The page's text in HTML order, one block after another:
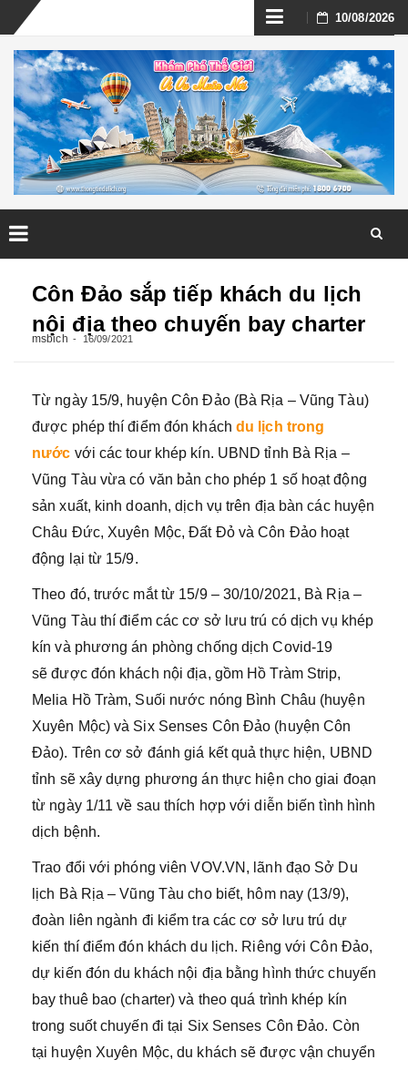
Skip
to
content
10/08/2026
Côn Đảo sắp tiếp khách du lịch
nội địa theo chuyến bay charter
msbich 16/09/2021
Từ ngày 15/9, huyện Côn Đảo (Bà Rịa – Vũng Tàu)
được phép thí điểm đón khách du lịch trong
nước với các tour khép kín. UBND tỉnh Bà Rịa –
Vũng Tàu vừa có văn bản cho phép 1 số hoạt động
sản xuất, kinh doanh, dịch vụ trên địa bàn các huyện
Châu Đức, Xuyên Mộc, Đất Đỏ và Côn Đảo hoạt
động lại từ 15/9.
Theo đó, trước mắt từ 15/9 – 30/10/2021, Bà Rịa –
Vũng Tàu thí điểm các cơ sở lưu trú có dịch vụ khép
kín và phương án phòng chống dịch Covid-19
sẽ được đón khách nội địa, gồm Hồ Tràm Strip,
Melia Hồ Tràm, Suối nước nóng Bình Châu (huyện
Xuyên Mộc) và Six Senses Côn Đảo (huyện Côn
Đảo). Trên cơ sở đánh giá kết quả thực hiện, UBND
tỉnh sẽ xây dựng phương án thực hiện cho giai đoạn
từ ngày 1/11 về sau thích hợp với diễn biến tình hình
dịch bệnh.
Trao đổi với phóng viên VOV.VN, lãnh đạo Sở Du
lịch Bà Rịa – Vũng Tàu cho biết, hôm nay (13/9),
đoàn liên ngành đi kiểm tra các cơ sở lưu trú dự
kiến thí điểm đón khách du lịch. Riêng với Côn Đảo,
dự kiến đón du khách nội địa bằng hình thức chuyến
bay thuê bao (charter) và theo quá trình khép kín
trong suốt chuyến đi tại Six Senses Côn Đảo. Còn
tại huyện Xuyên Mộc, du khách sẽ được vận chuyển